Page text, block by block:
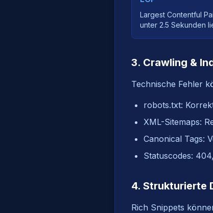
Largest Contentful
unter 2.5 Sekunden
3. Crawling &
Technische Fehler
robots.txt:
XML-Sitemaps:
Canonical Tags:
Statuscodes:
4. Strukturierte
Rich Snippets